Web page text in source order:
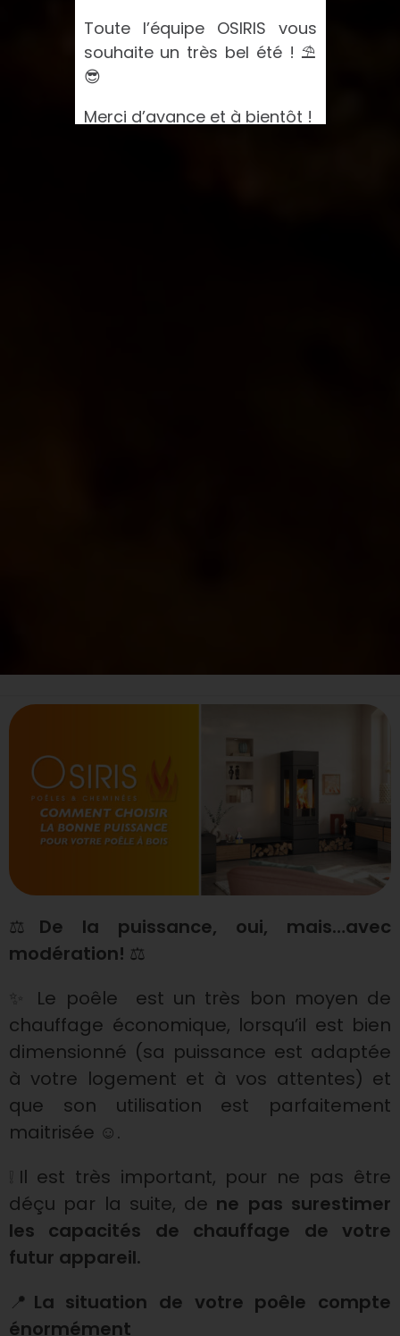
C
o
m
e
n
t
c
h
o
i
s
⚖️ De la puissance, oui, mais…avec
modération! ⚖️
✨ Le poêle est un très bon moyen de
chauffage économique, lorsqu’il est bien
dimensionné (sa puissance est adaptée
à votre logement et à vos attentes) et
que son utilisation est parfaitement
maitrisée ☺️.
❕Il est très important, pour ne pas être
déçu par la suite, de ne pas surestimer
les capacités de chauffage de votre
futur appareil.
📍 La situation de votre poêle compte
énormément
Toute l’équipe OSIRIS vous
souhaite un très bel été ! ⛱️
😎
Merci d’avance et à bientôt !